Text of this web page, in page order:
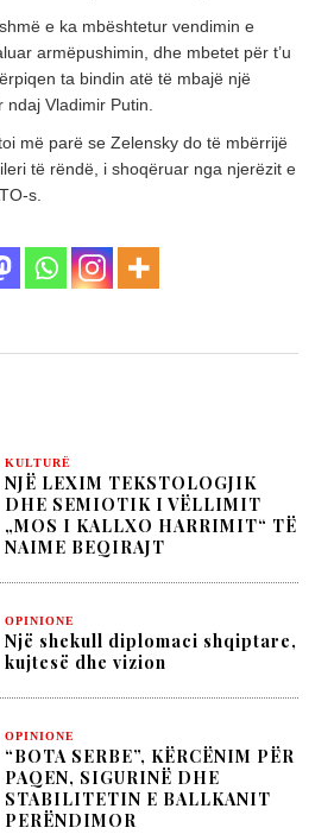
e ka mbështetur vendimin e
armëpushimin, dhe mbetet për t’u
ta bindin atë të mbajë një
ndaj Vladimir Putin.
më parë se Zelensky do të mbërrijë
të rëndë, i shoqëruar nga njerëzit e
s.
KULTURË
NJË LEXIM TEKSTOLOGJIK
DHE SEMIOTIK I VËLLIMIT
„MOS I KALLXO HARRIMIT“ TË
NAIME BEQIRAJT
OPINIONE
Një shekull diplomaci shqiptare,
kujtesë dhe vizion
OPINIONE
“BOTA SERBE”, KËRCËNIM PËR
PAQEN, SIGURINË DHE
STABILITETIN E BALLKANIT
PERËNDIMOR